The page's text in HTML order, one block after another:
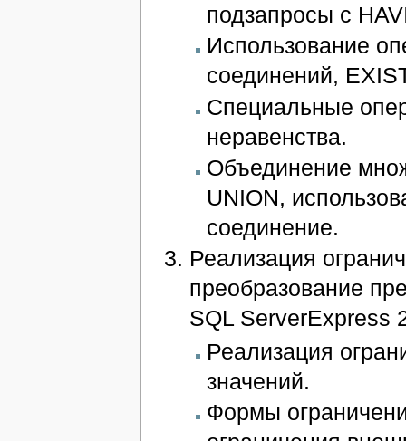
подзапросы с
Использование
соединений,
Специальные
неравенства.
Объединение
UNION,
соединение.
Реализация
преобразование
SQL ServerExpress
Реализация
значений.
Формы